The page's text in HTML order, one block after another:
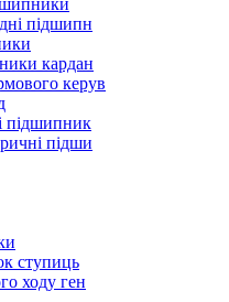
підшипн
кардан
керув
підшипник
підши
ступиць
ходу ген